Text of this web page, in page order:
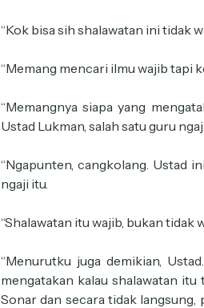
“Kok bisa sih shalawatan ini tidak
“Memang mencari ilmu wajib tapi
“Memangnya siapa yang
Ustad Lukman, salah satu guru
“Ngapunten, cangkolang. Ustad
ngaji itu.
“Shalawatan itu wajib, bukan tidak
“Menurutku juga demikian,
mengatakan kalau shalawatan
Sonar dan secara tidak